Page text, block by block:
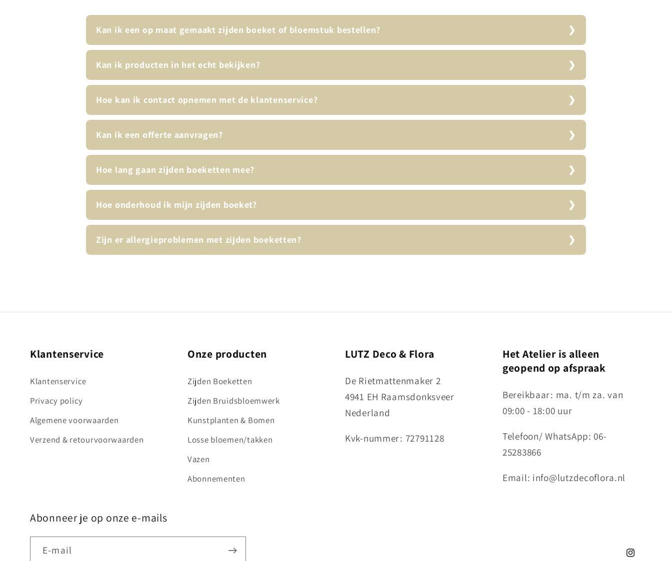
Kan ik een op maat gemaakt zijden boeket of bloemstuk bestellen?
Kan ik producten in het echt bekijken?
Hoe kan ik contact opnemen met de klantenservice?
Kan ik een offerte aanvragen?
Hoe lang gaan zijden boeketten mee?
Hoe onderhoud ik mijn zijden boeket?
Zijn er allergieproblemen met zijden boeketten?
Klantenservice
Klantenservice
Privacy policy
Algemene voorwaarden
Verzend & retourvoorwaarden
Onze producten
Zijden Boeketten
Zijden Bruidsbloemwerk
Kunstplanten & Bomen
Losse bloemen/takken
Vazen
Abonnementen
LUTZ Deco & Flora
De Rietmattenmaker 2
4941 EH Raamsdonksveer
Nederland
Kvk-nummer: 72791128
Het Atelier is alleen
geopend op afspraak
Bereikbaar: ma. t/m za. van
09:00 - 18:00 uur
Telefoon/ WhatsApp: 06-
25283866
Email: info@lutzdecoflora.nl
Abonneer je op onze e-mails
E‑mail
Instagram